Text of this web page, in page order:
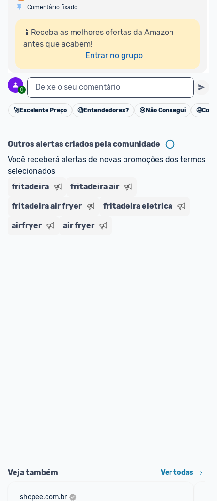
Comentário fixado
📱Receba as melhores ofertas da Amazon
antes que acabem!
Entrar no grupo
0 Deixe o seu comentário
Cancelar
🚀Excelente Preço 🧐Entendedores? 😢 Não Consegui 🤩
Outros alertas criados pela comunidade
Você receberá alertas de novas promoções dos termos
selecionados
fritadeira
fritadeira air
fritadeira air fryer fritadeira eletrica
airfryer air fryer
Veja também Ver todas
shopee.com.br